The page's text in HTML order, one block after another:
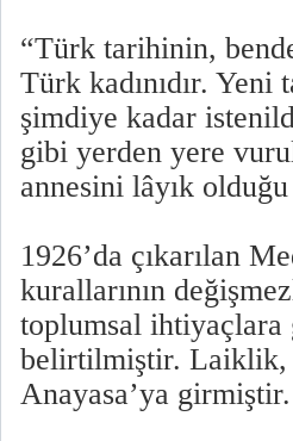
“Türk tarihinin,
Türk kadınıdır. Yeni
şimdiye kadar
gibi yerden yere
annesini lâyık
1926’da çıkarılan
kurallarının
toplumsal ihtiyaçlara
belirtilmiştir. Laiklik,
Anayasa’ya girmiştir.